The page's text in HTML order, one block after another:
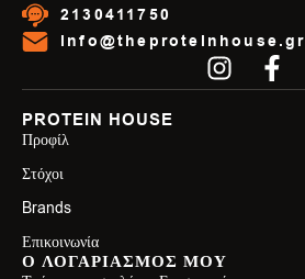
2130411750
info@theproteinhouse.gr
PROTEIN HOUSE
Προφίλ
Στόχοι
Brands
Επικοινωνία
Ο ΛΟΓΑΡΙΑΣΜΟΣ ΜΟΥ